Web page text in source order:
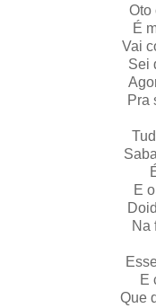
Oto
É
Vai
Sei
Pra
E
Na
E
Que